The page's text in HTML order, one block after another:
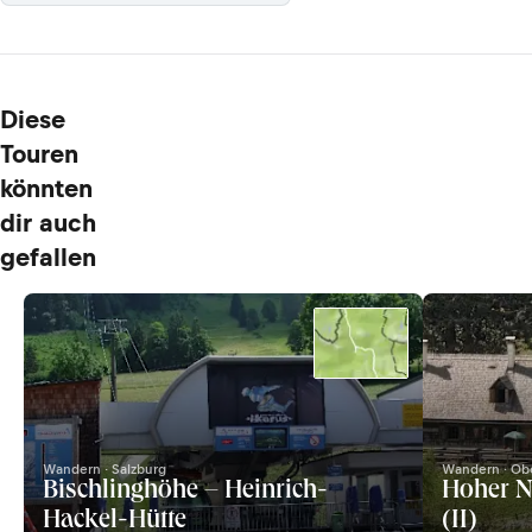
Diese
Touren
könnten
dir auch
gefallen
Wandern · Salzburg
Bischlinghöhe – Heinrich-
Hackel-Hütte
Wandern ·
Hoher
(II)